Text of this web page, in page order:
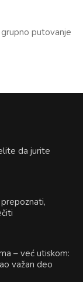
putovanje
da jurite
– već utiskom:
važan deo